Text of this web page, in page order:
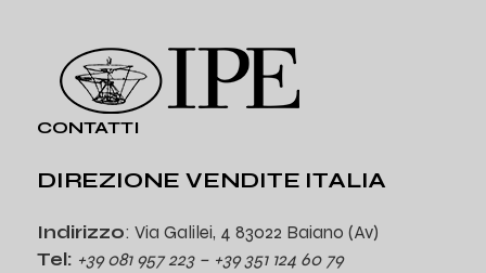
CONTATTI
DIREZIONE VENDITE ITALIA
Indirizzo: Via Galilei, 4 83022 Baiano (Av)
Tel: +39 081 957 223 – +39 351 124 60 79